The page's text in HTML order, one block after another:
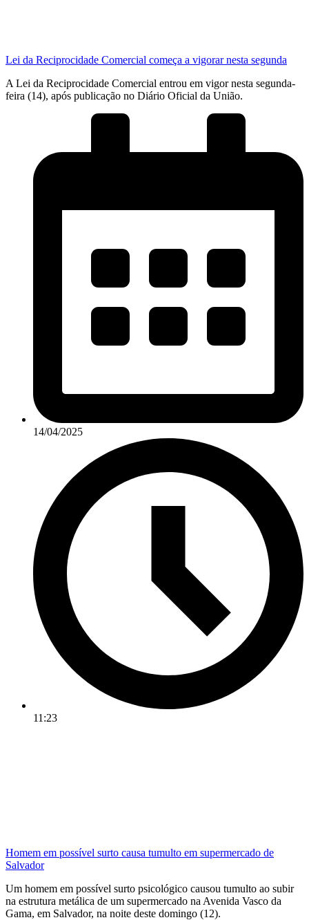
Lei da Reciprocidade Comercial começa a vigorar nesta segunda
A Lei da Reciprocidade Comercial entrou em vigor nesta segunda-
feira (14), após publicação no Diário Oficial da União.
14/04/2025
11:23
Homem em possível surto causa tumulto em supermercado de
Salvador
Um homem em possível surto psicológico causou tumulto ao subir
na estrutura metálica de um supermercado na Avenida Vasco da
Gama, em Salvador, na noite deste domingo (12).